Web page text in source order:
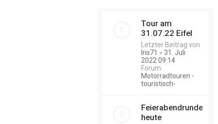
Tour am
31.07.22 Eifel
Letzter Beitrag von
Iris71 » 31. Juli
2022 09:14
Forum:
Motorradtouren -
touristisch-
Feierabendrunde
heute